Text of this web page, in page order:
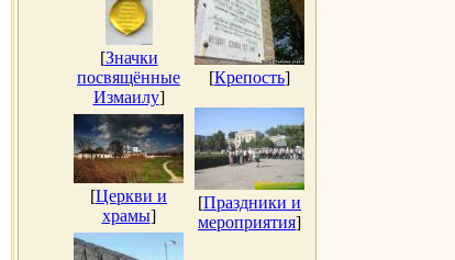
[Значки
посвящённые
Измаилу]
[Крепость]
[Церкви и
храмы]
[Праздники и
мероприятия]